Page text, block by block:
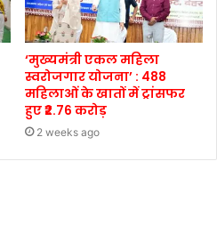
‘मुख्यमंत्री एकल महिला
स्वरोजगार योजना’ : 488
महिलाओं के खातों में ट्रांसफर
हुए ₹2.76 करोड़
2 weeks ago